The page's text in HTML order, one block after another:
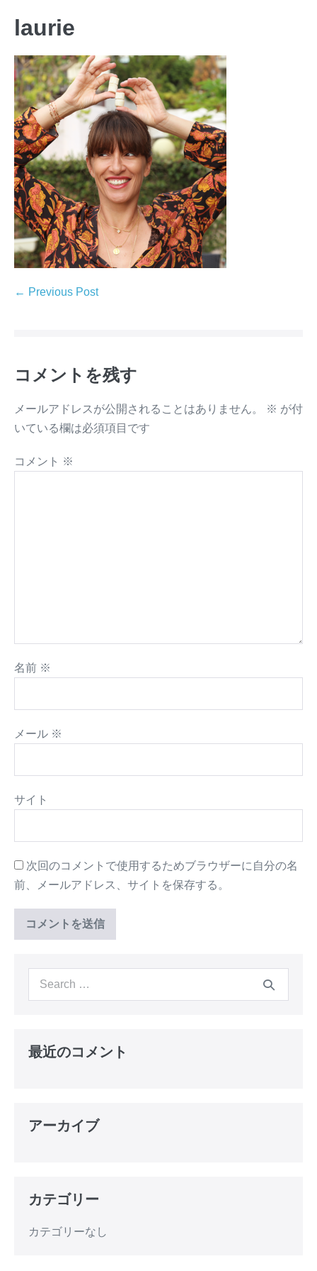
laurie
← Previous Post
コメントを残す
メールアドレスが公開されることはありません。 ※ が付
いている欄は必須項目です
コメント ※
名前 ※
メール ※
サイト
次回のコメントで使用するためブラウザーに自分の名
前、メールアドレス、サイトを保存する。
最近のコメント
アーカイブ
カテゴリー
カテゴリーなし